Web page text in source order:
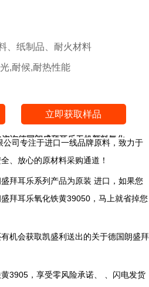
、纸制品、耐火材料
,耐候,耐热性能
立即获取样品
询德国朗盛拜耳乐无机颜料氧化
相关信息
司专注于进口一线品牌原料，致力于
、放心的原材料采购通道！
拜耳乐系列产品为原装 进口，如果您
拜耳乐氧化铁黄39050，马上就省掉您
机会获取凯盛利送出的关于德国朗盛拜
3905，享受零风险承诺、 、闪电发货